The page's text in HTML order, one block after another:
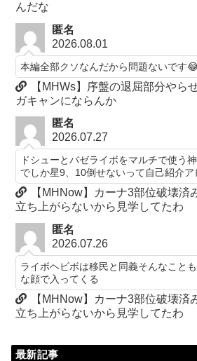
んだな
匿名
2026.08.01
本編全部クソなんだから問題ないです
【MHWs】序盤の退屈部分やら
ガキャンにならんか
匿名
2026.07.27
ドシューとバゼライボをマルチで使う
でしか星9、10倒せないって自己紹介ア
【MHNow】カーナ3部位破壊済
立ち上がらないから見学してたわ
匿名
2026.07.26
ライボヘビボは移民と同義そんなこと
な顔で入ってくる
【MHNow】カーナ3部位破壊済
立ち上がらないから見学してたわ
最新記事